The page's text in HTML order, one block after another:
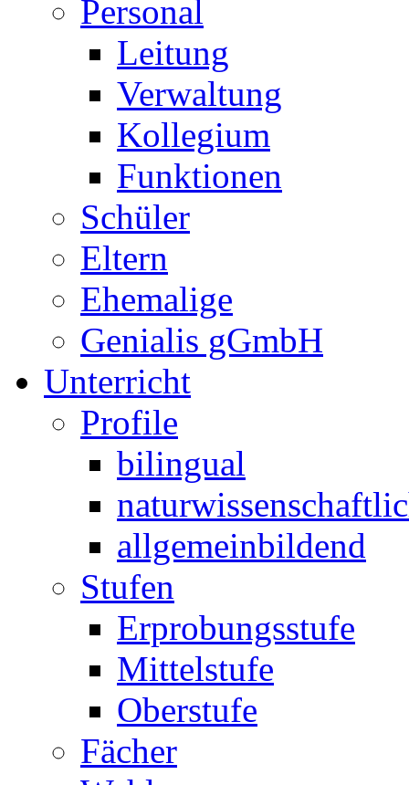
Personal
Leitung
Verwaltung
Kollegium
Funktionen
Schüler
Eltern
Ehemalige
Genialis gGmbH
Unterricht
Profile
bilingual
allgemeinbildend
Stufen
Erprobungsstufe
Mittelstufe
Oberstufe
Fächer